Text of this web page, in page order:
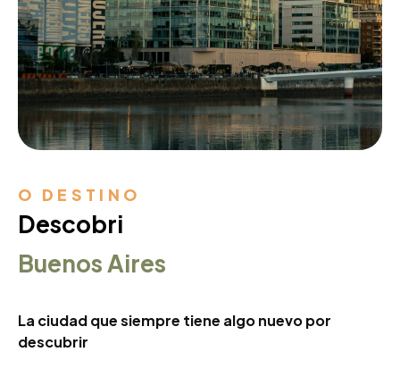
O DESTINO
Descobri
Buenos Aires
La ciudad que siempre tiene algo nuevo por
descubrir